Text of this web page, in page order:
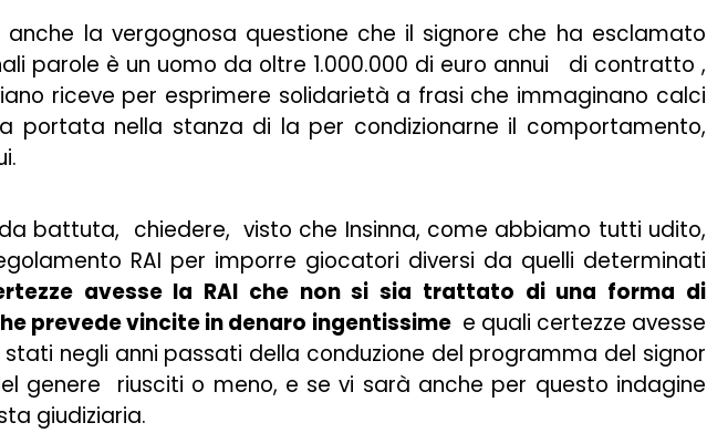
la vergognosa questione che il signore che ha esclamato
parole è un uomo da oltre 1.000.000 di euro annui di contratto ,
riceve per esprimere solidarietà a frasi che immaginano calci
portata nella stanza di la per condizionarne il comportamento,
battuta, chiedere, visto che Insinna, come abbiamo tutti udito,
RAI per imporre giocatori diversi da quelli determinati
avesse la RAI che non si sia trattato di una forma di
prevede vincite in denaro ingentissimee quali certezze avesse
negli anni passati della conduzione del programma del signor
genere riusciti o meno, e se vi sarà anche per questo indagine
giudiziaria.